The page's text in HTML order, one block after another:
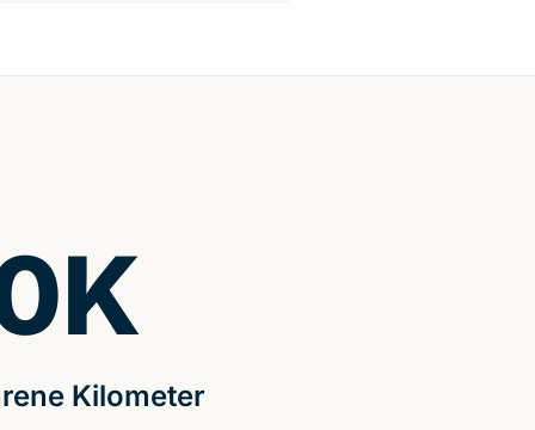
Kilometer
K